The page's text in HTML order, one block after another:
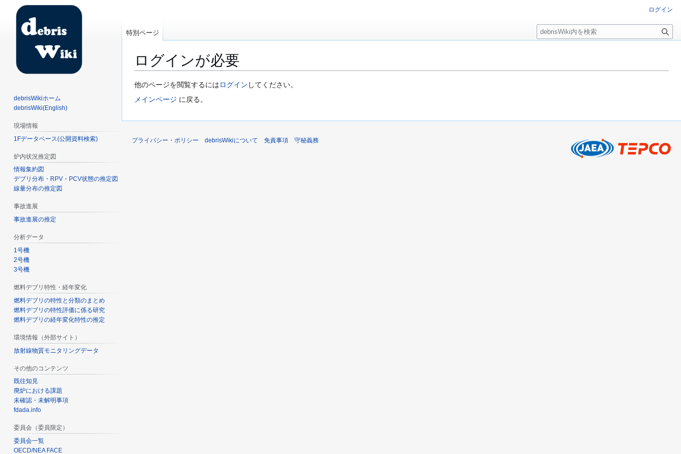
ログインが必要
ナ
ビ
ョ
検
索
他のページを閲覧するにはログイン してください。
メインページ に戻る。
ログイン
特別ページ
検
索
debrisWikiホーム
debrisWiki(English)
現場情報
1Fデータベース(公開資料検索)
炉内状況推定図
情報集約図
デブリ分布・RPV・PCV状態の推定図
線量分布の推定図
事故進展
事故進展の推定
分析データ
1号機
2号機
3号機
燃料デブリ特性・経年変化
燃料デブリの特性と分類のまとめ
燃料デブリの特性評価に係る研究
燃料デブリの経年変化特性の推定
環境情報（外部サイト）
放射線物質モニタリングデータ
その他のコンテンツ
既往知見
廃炉における課題
未確認・未解明事項
fdada.info
委員会（委員限定）
委員会一覧
OECD/NEA FACE
プライバシー・ポリシー debrisWikiについて 免責事項 守秘義務